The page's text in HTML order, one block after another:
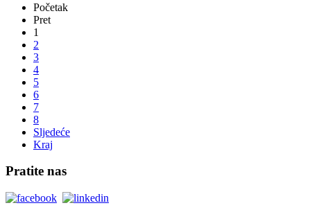
Početak
Pret
1
2
3
4
5
6
7
8
Sljedeće
Kraj
Pratite nas